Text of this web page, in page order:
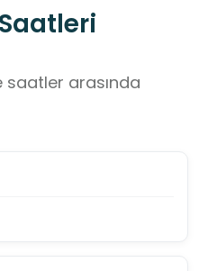
saatler arasında